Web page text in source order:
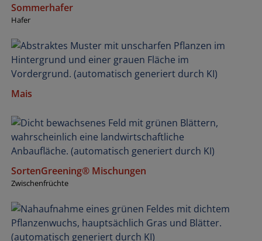
Sommerhafer
Hafer
Mais
SortenGreening® Mischungen
Zwischenfrüchte